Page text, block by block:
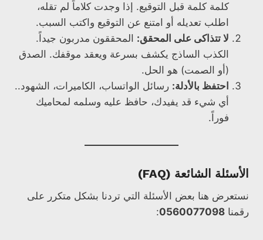
كلمة كلمة قبل التوقيع. إذا وجدت كلاماً لم تقله،
اطلب تعديله أو امتنع عن التوقيع واكتب السبب.
لا تتذاكى على المحقق: المحققون مدربون جيداً.
الكذب الساذج يكشف بسرعة ويعقد موقفك. الصدق
(أو الصمت) هو الحل.
احتفظ بالأدلة: رسائل الواتساب، الكاميرات، الشهود..
أي شيء قد يفيدك، حافظ عليه وسلمه لمحاميك
فوراً.
الأسئلة الشائعة (FAQ)
نستعرض هنا بعض الأسئلة التي تردنا بشكل متكرر على
رقمنا 0560077098
: